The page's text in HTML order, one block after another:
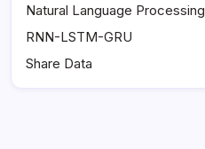
Natural Language Processing
RNN-LSTM-GRU
Share Data